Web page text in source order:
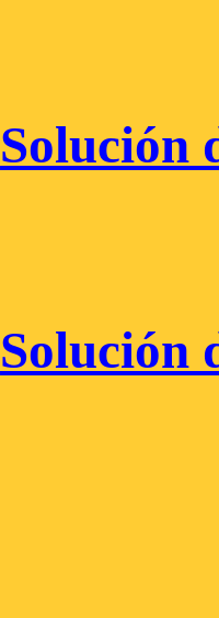
Solución
Solución